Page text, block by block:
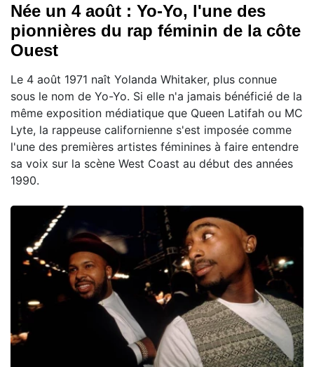
Née un 4 août : Yo-Yo, l'une des
pionnières du rap féminin de la côte
Ouest
Le 4 août 1971 naît Yolanda Whitaker, plus connue
sous le nom de Yo-Yo. Si elle n'a jamais bénéficié de la
même exposition médiatique que Queen Latifah ou MC
Lyte, la rappeuse californienne s'est imposée comme
l'une des premières artistes féminines à faire entendre
sa voix sur la scène West Coast au début des années
1990.